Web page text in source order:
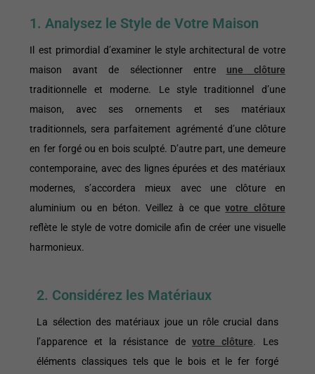
1. Analysez le Style de Votre Maison
Il est primordial d’examiner le style architectural de votre
maison avant de sélectionner entre une clôture
traditionnelle et moderne. Le style traditionnel d’une
maison, avec ses ornements et ses matériaux
traditionnels, sera parfaitement agrémenté d’une clôture
en fer forgé ou en bois sculpté. D’autre part, une demeure
contemporaine, avec des lignes épurées et des matériaux
modernes, s’accordera mieux avec une clôture en
aluminium ou en béton. Veillez à ce quevotre clôture
reflète le style de votre domicile afin de créer une visuelle
harmonieux.
2. Considérez les Matériaux
La sélection des matériaux joue un rôle crucial dans
l’apparence et la résistance de votre clôture. Les
éléments classiques tels que le bois et le fer forgé